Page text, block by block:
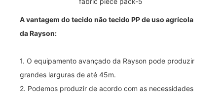
A vantagem do tecido não tecido PP de uso agrícola
da Rayson:
1. O equipamento avançado da Rayson pode produzir
grandes larguras de até 45m.
2. Podemos produzir de acordo com as necessidades